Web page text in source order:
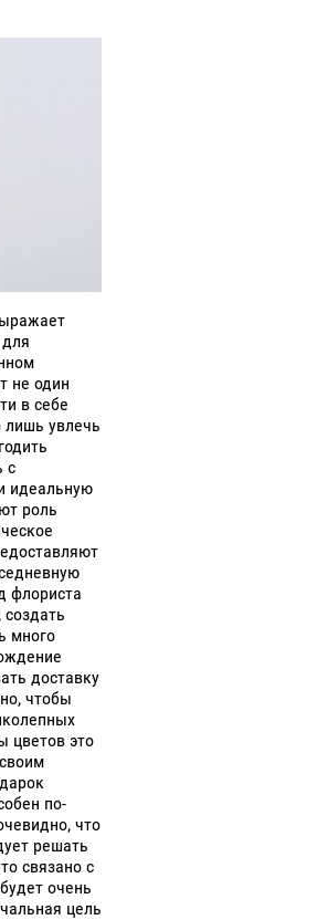
для
не один
в себе
лишь увлечь
с
идеальную
роль
флориста
много
доставку
чтобы
цветов это
по-
что
решать
связано с
очень
цель